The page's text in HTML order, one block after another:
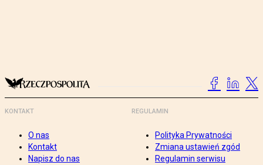
KONTAKT
O nas
Kontakt
Napisz do nas
REGULAMIN
Polityka Prywatności
Zmiana ustawień zgód
Regulamin serwisu